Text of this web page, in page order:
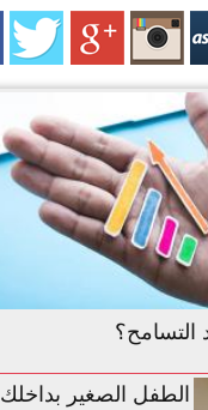
التسامح؟
الطفل الصغير بداخلك